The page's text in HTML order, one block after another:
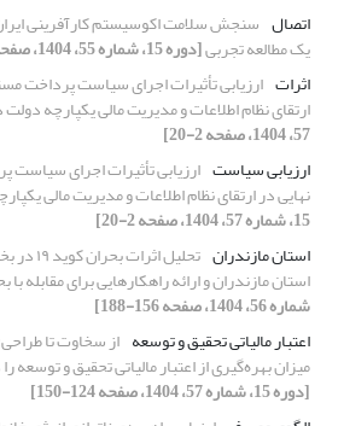
اتصال سنجش سلامت اکوسیستم کارآفرینی
یک مطالعه تجربی[دوره 15، شماره 55، 1404، صفحه 110-146]
اثرات ارزیابی تأثیرات اجرای سیاست پرداخت
ارتقای نظام اطلاعات و مدیریت مالی یکپارچه دولت
57، 1404، صفحه 2-20]
ارزیابی سیاست ارزیابی تأثیرات اجرای
نهایی در ارتقای نظام اطلاعات و مدیریت مالی
15، شماره 57، 1404، صفحه 2-20]
استان مازندران
تحلیل
استان مازندران و ارائه راهکارهایی برای مقابله
شماره 56، 1404، صفحه 156-188]
اعتبار مالیاتی تحقیق و توسعه از سخاوت تا
میزان بهره‌گیری از اعتبار مالیاتی تحقیق و
[دوره 15، شماره 57، 1404، صفحه 124-150]